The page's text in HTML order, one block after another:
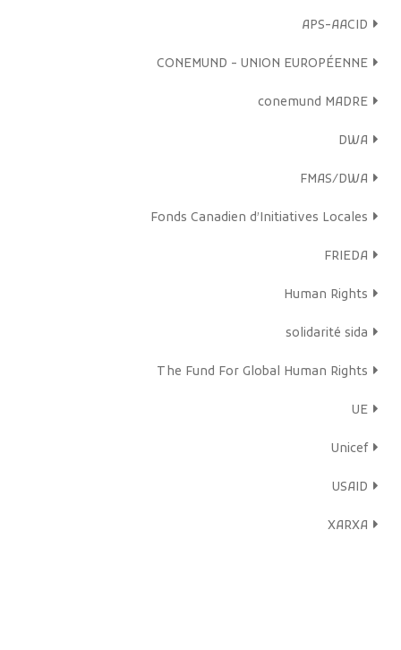
APS-AACID
CONEMUND - UNION EUROPÉENNE
conemund MADRE
DWA
FMAS/DWA
Fonds Canadien d’Initiatives Locales
FRIEDA
Human Rights
solidarité sida
The Fund For Global Human Rights
UE
Unicef
USAID
XARXA